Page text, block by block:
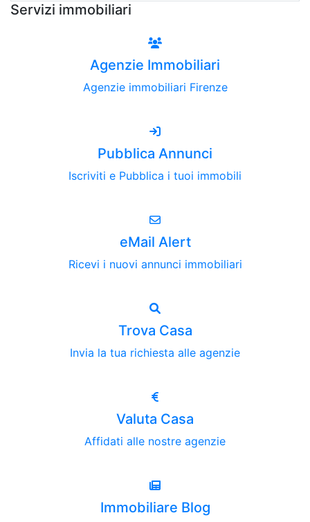
Servizi immobiliari
Agenzie Immobiliari
Agenzie immobiliari Firenze
Pubblica Annunci
Iscriviti e Pubblica i tuoi immobili
eMail Alert
Ricevi i nuovi annunci immobiliari
Trova Casa
Invia la tua richiesta alle agenzie
Valuta Casa
Affidati alle nostre agenzie
Immobiliare Blog